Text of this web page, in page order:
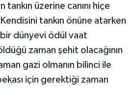
üzerine canını hiçe
tankın önüne atarken
dünyevi ödül vaat
zaman şehit olacağının
gazi olmanın bilinci ile
için gerektiği zaman